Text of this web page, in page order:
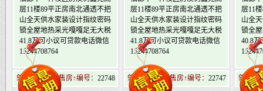
层11楼89平正房南北通透不把
山全天供水家装设计指纹密码
锁全屋地热采光嘎嘎足无大税
41.8万可小议可贷款电话微信
15244708764
肇东北19道街售房↑编号： 22748
层11楼89平正房南北通透不把
山全天供水家装设计指纹密码
锁全屋地热采光嘎嘎足无大税
41.8万可小议可贷款电话微信
15244708764
肇东北19道街售房↑编号： 22747
层11
山全
锁全
40.8
肇东北